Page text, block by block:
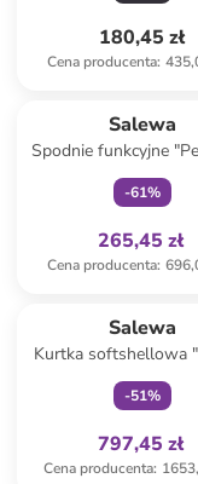
180,45 zł
Cena producenta:
Salewa
Spodnie funkcyjne
w kolorze
-61%
265,45 zł
Cena producenta:
Salewa
Kurtka softshellowa
w kolorze
-51%
797,45 zł
Cena producenta: